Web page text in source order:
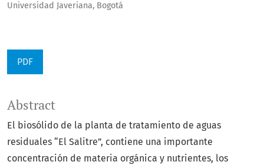
Universidad Javeriana, Bogotá
PDF
Abstract
El biosólido de la planta de tratamiento de aguas
residuales “El Salitre”, contiene una importante
concentración de materia orgánica y nutrientes, los